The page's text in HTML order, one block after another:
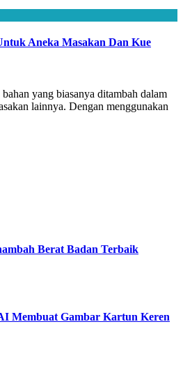
Aneka Masakan Dan Kue
yang biasanya ditambah dalam
lainnya. Dengan menggunakan
Berat Badan Terbaik
Membuat Gambar Kartun Keren